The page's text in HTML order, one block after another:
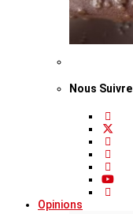
Nous Suivre
Opinions